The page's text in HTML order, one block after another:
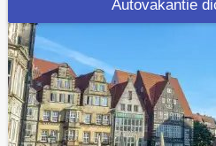
Autovakantie